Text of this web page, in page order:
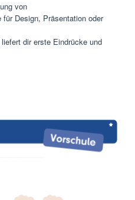
von
für Design, Präsentation oder
dir erste Eindrücke und